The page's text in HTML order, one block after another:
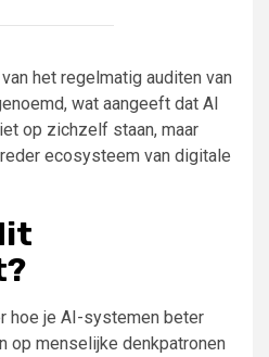
het regelmatig auditen van
wat aangeeft dat AI
op zichzelf staan, maar
ecosysteem van digitale
hoe je AI-systemen beter
op menselijke denkpatronen